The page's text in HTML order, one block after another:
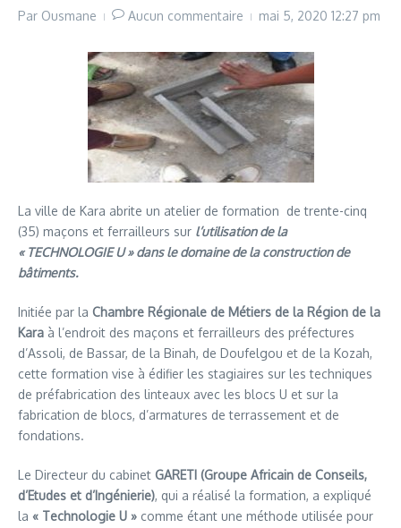
Par Ousmane Aucun commentaire mai 5, 2020 12:27 pm
La ville de Kara abrite un atelier de formation de trente-cinq
(35) maçons et ferrailleurs sur l’utilisation de la
« TECHNOLOGIE U » dans le domaine de la construction de
bâtiments.
Initiée par la Chambre Régionale de Métiers de la Région de la
Kara à l’endroit des maçons et ferrailleurs des préfectures
d’Assoli, de Bassar, de la Binah, de Doufelgou et de la Kozah,
cette formation vise à édifier les stagiaires sur les techniques
de préfabrication des linteaux avec les blocs U et sur la
fabrication de blocs, d’armatures de terrassement et de
fondations.
Le Directeur du cabinet GARETI (Groupe Africain de Conseils,
d’Etudes et d’Ingénierie), qui a réalisé la formation, a expliqué
la « Technologie U » comme étant une méthode utilisée pour